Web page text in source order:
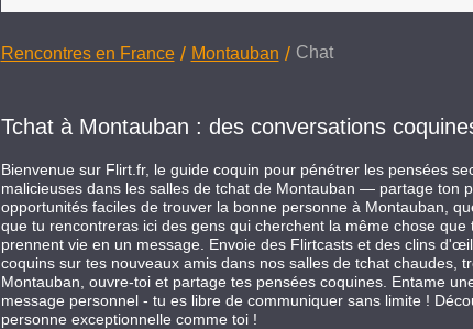
Rencontres en France / Montauban / Chat
Tchat à Montauban : des conversations
Bienvenue sur Flirt.fr, le guide coquin pour pénétrer les pensées
malicieuses dans les salles de tchat de Montauban — partage ton
opportunités faciles de trouver la bonne personne à Montauban,
que tu rencontreras ici des gens qui cherchent la même chose
prennent vie en un message. Envoie des Flirtcasts et des clins
coquins sur tes nouveaux amis dans nos salles de tchat chaudes,
Montauban, ouvre-toi et partage tes pensées coquines. Entame
message personnel - tu es libre de communiquer sans limite !
personne exceptionnelle comme toi !